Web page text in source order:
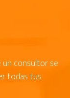
un consultor se
todas tus